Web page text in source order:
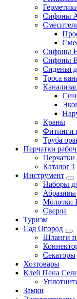
Сифоны
Сифоны
Сифоны
Сиденья
Троса
Краны
Фитинги
Труба
Перчатки
Перчатки
Каталог 1
Инструмент
Наборы
Абразивы
Молотки
Сверла
Туризм
Сад Огород
Шланги
Секаторы
Хозтовары
Клей Пена
Замки